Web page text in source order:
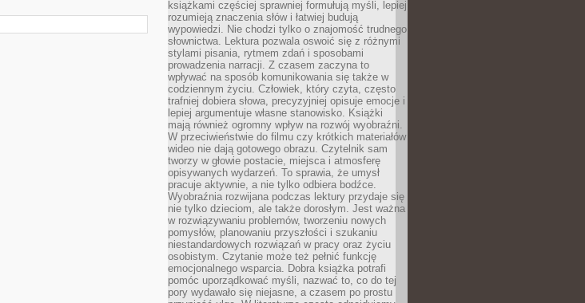
książkami częściej sprawniej formułują myśli, lepiej
rozumieją znaczenia słów i łatwiej budują
wypowiedzi. Nie chodzi tylko o znajomość trudnego
słownictwa. Lektura pozwala oswoić się z różnymi
stylami pisania, rytmem zdań i sposobami
prowadzenia narracji. Z czasem zaczyna to
wpływać na sposób komunikowania się także w
codziennym życiu. Człowiek, który czyta, często
trafniej dobiera słowa, precyzyjniej opisuje emocje i
lepiej argumentuje własne stanowisko. Książki
mają również ogromny wpływ na rozwój wyobraźni.
W przeciwieństwie do filmu czy krótkich materiałów
wideo nie dają gotowego obrazu. Czytelnik sam
tworzy w głowie postacie, miejsca i atmosferę
opisywanych wydarzeń. To sprawia, że umysł
pracuje aktywnie, a nie tylko odbiera bodźce.
Wyobraźnia rozwijana podczas lektury przydaje się
nie tylko dzieciom, ale także dorosłym. Jest ważna
w rozwiązywaniu problemów, tworzeniu nowych
pomysłów, planowaniu przyszłości i szukaniu
niestandardowych rozwiązań w pracy oraz życiu
osobistym. Czytanie może też pełnić funkcję
emocjonalnego wsparcia. Dobra książka potrafi
pomóc uporządkować myśli, nazwać to, co do tej
pory wydawało się niejasne, a czasem po prostu